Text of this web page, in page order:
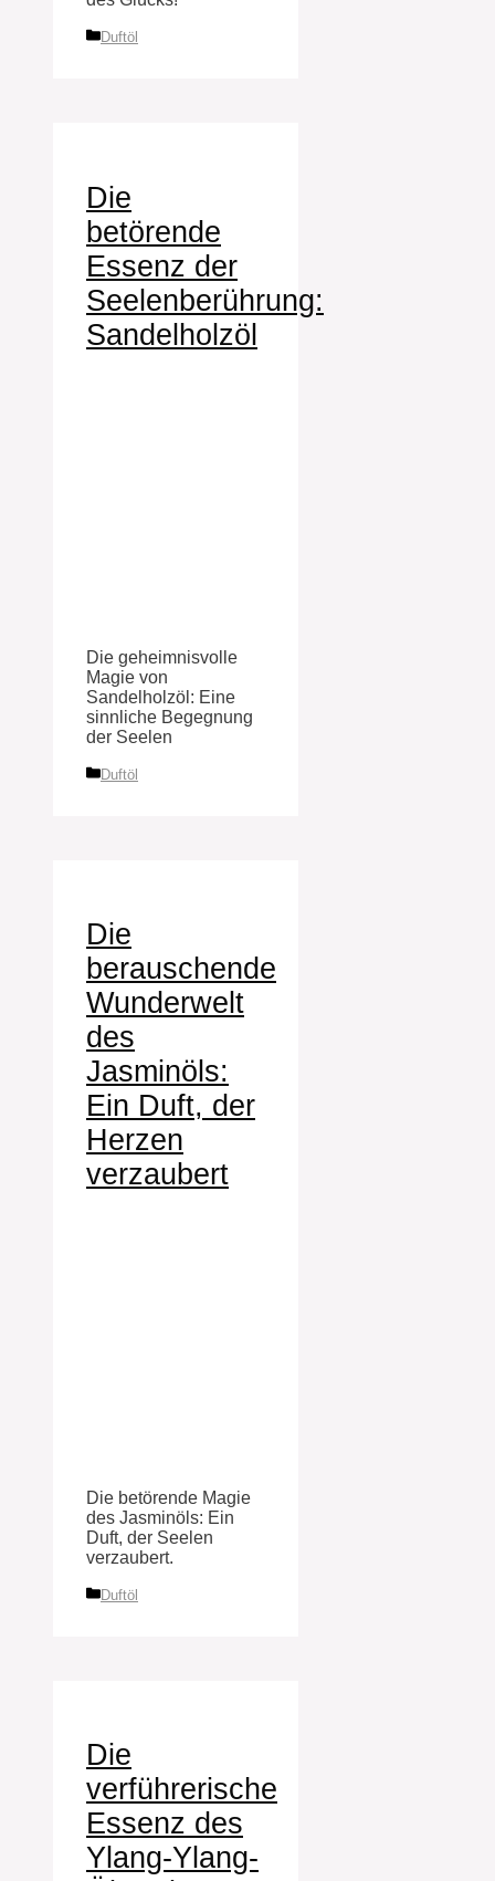
Kategorien
Duftöl
Die
betörende
Essenz der
Seelenberührung:
Sandelholzöl
Die geheimnisvolle
Magie von
Sandelholzöl: Eine
sinnliche Begegnung
der Seelen
Kategorien
Duftöl
Die
berauschende
Wunderwelt
des
Jasminöls:
Ein Duft, der
Herzen
verzaubert
Die betörende Magie
des Jasminöls: Ein
Duft, der Seelen
verzaubert.
Kategorien
Duftöl
Die
verführerische
Essenz des
Ylang-Ylang-